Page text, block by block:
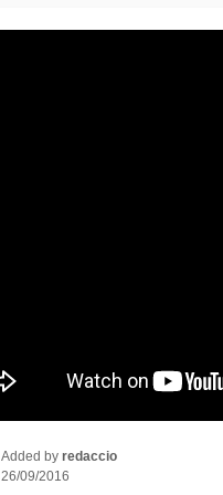
Added by redaccio
26/09/2016